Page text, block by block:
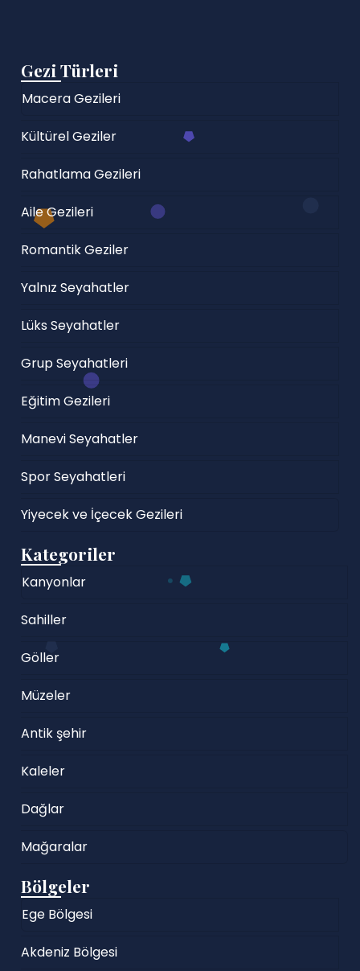
Gezi Türleri
Macera Gezileri
Kültürel Geziler
Rahatlama Gezileri
Aile Gezileri
Romantik Geziler
Yalnız Seyahatler
Lüks Seyahatler
Grup Seyahatleri
Eğitim Gezileri
Manevi Seyahatler
Spor Seyahatleri
Yiyecek ve İçecek Gezileri
Kategoriler
Kanyonlar
Sahiller
Göller
Müzeler
Antik şehir
Kaleler
Dağlar
Mağaralar
Bölgeler
Ege Bölgesi
Akdeniz Bölgesi